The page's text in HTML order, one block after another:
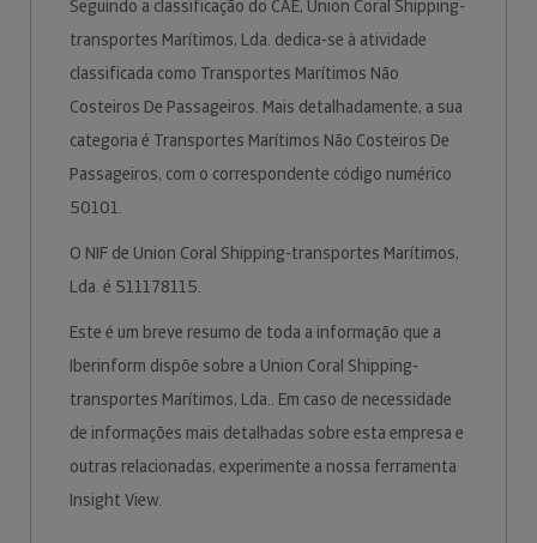
Seguindo a classificação do CAE, Union Coral Shipping-
transportes Marítimos, Lda. dedica-se à atividade
classificada como Transportes Marítimos Não
Costeiros De Passageiros. Mais detalhadamente, a sua
categoria é Transportes Marítimos Não Costeiros De
Passageiros, com o correspondente código numérico
50101.
O NIF de Union Coral Shipping-transportes Marítimos,
Lda. é 511178115.
Este é um breve resumo de toda a informação que a
Iberinform dispõe sobre a Union Coral Shipping-
transportes Marítimos, Lda.. Em caso de necessidade
de informações mais detalhadas sobre esta empresa e
outras relacionadas, experimente a nossa ferramenta
Insight View.